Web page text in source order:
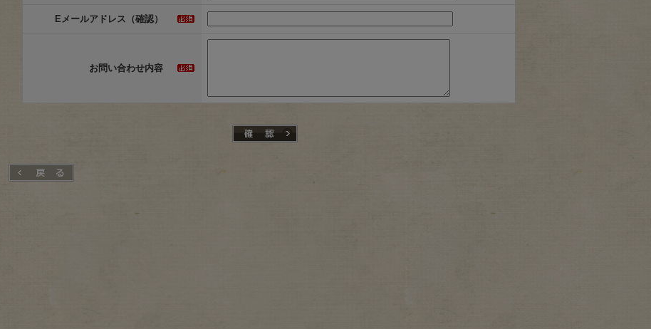
Eメールアドレス（確認）
お問い合わせ内容